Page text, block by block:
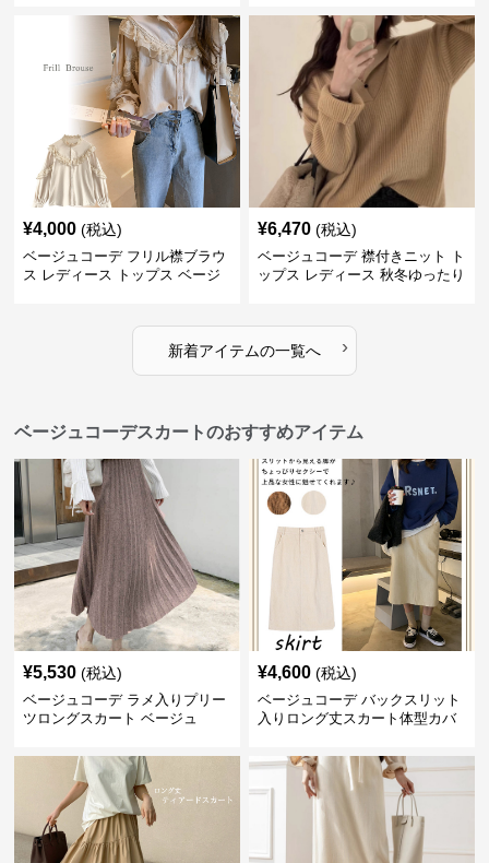
¥4,000 (税込)
ベージュコーデ フリル襟ブラウ
ス レディース トップス ベージ
¥6,470 (税込)
ベージュコーデ 襟付きニット ト
ップス レディース 秋冬ゆったり
新着アイテムの一覧へ ›
ベージュコーデスカートのおすすめアイテム
¥5,530 (税込)
ベージュコーデ ラメ入りプリー
ツロングスカート ベージュ
¥4,600 (税込)
ベージュコーデ バックスリット
入りロング丈スカート体型カバ